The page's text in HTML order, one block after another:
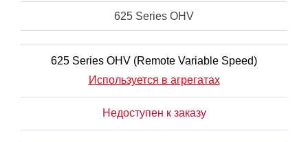
625 Series OHV
625 Series OHV (Remote Variable Speed)
Используется в агрегатах
Недоступен к заказу